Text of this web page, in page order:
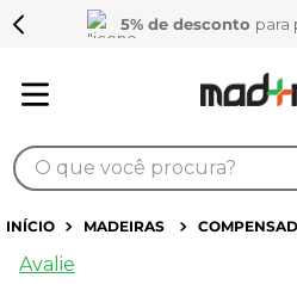
5% de desconto para
O que você procura?
MADEIRAS
Avalie
TERMOS MAIS BUSCADOS
1º